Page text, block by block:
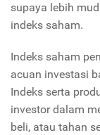
supaya lebih
indeks saham.
Indeks saham
acuan investasi
Indeks serta
investor dalam
beli, atau tahan